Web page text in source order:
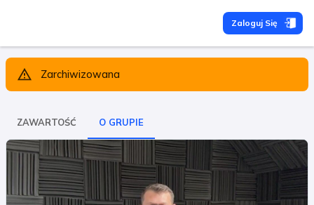
Zaloguj Się
Zarchiwizowana
ZAWARTOŚĆ O GRUPIE